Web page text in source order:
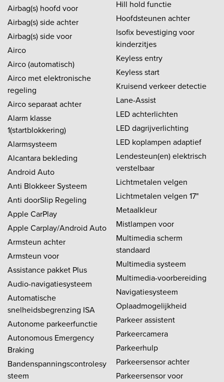
Airbag(s) hoofd voor
Airbag(s) side achter
Airbag(s) side voor
Airco
Airco (automatisch)
Airco met elektronische
regeling
Airco separaat achter
Alarm klasse
1(startblokkering)
Alarmsysteem
Alcantara bekleding
Android Auto
Anti Blokkeer Systeem
Anti doorSlip Regeling
Apple CarPlay
Apple Carplay/Android Auto
Armsteun achter
Armsteun voor
Assistance pakket Plus
Audio-navigatiesysteem
Automatische
snelheidsbegrenzing ISA
Autonome parkeerfunctie
Autonomous Emergency
Braking
Bandenspanningscontrolesy
steem
Hill hold functie
Hoofdsteunen achter
Isofix bevestiging voor
kinderzitjes
Keyless entry
Keyless start
Kruisend verkeer detectie
Lane-Assist
LED achterlichten
LED dagrijverlichting
LED koplampen adaptief
Lendesteun(en) elektrisch
verstelbaar
Lichtmetalen velgen
Lichtmetalen velgen 17"
Metaalkleur
Mistlampen voor
Multimedia scherm
standaard
Multimedia systeem
Multimedia-voorbereiding
Navigatiesysteem
Oplaadmogelijkheid
Parkeer assistent
Parkeercamera
Parkeerhulp
Parkeersensor achter
Parkeersensor voor